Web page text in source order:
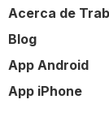
Acerca de
Blog
App Android
App iPhone